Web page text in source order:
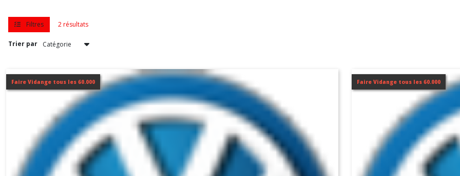
Filtres 2 résultats
Trier par
Faire Vidange tous les 60.000 Faire Vidange tous les 60.000
(1)
GOLF
(2)
TIGUAN
(2)